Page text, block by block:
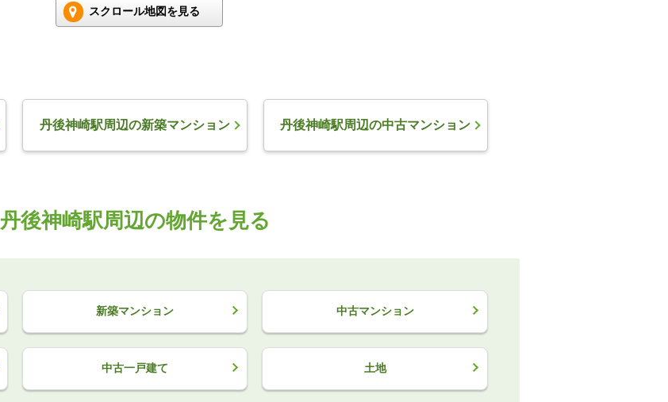
スクロール地図を見る
丹後神崎駅周辺の新築マンション 丹後神崎駅周辺の中古マンション
丹後神崎駅周辺の物件を見る
新築マンション 中古マンション
中古一戸建て 土地